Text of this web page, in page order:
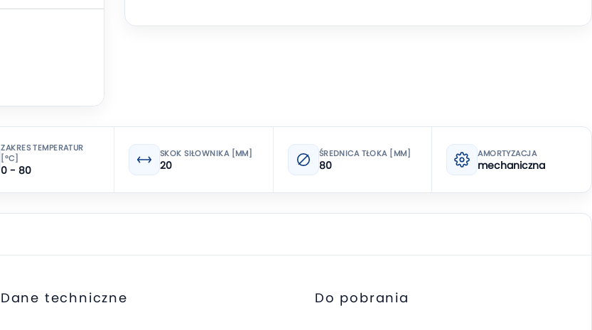
ZAKRES TEMPERATUR
[°C]
0 - 80
SKOK SIŁOWNIKA [MM]
20
ŚREDNICA TŁOKA [MM]
80
AMORTYZACJA
mechaniczna
Dane techniczne Do pobrania